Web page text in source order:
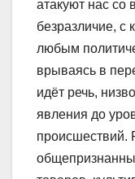
атакуют нас со
безразличие, с
любым
врываясь в
идёт речь,
явления до
происшествий.